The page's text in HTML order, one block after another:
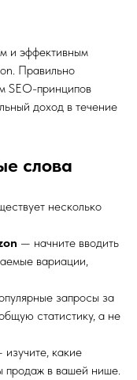
и эффективным
Правильно
SEO-принципов
доход в течение
слова
несколько
— начните вводить
вариации,
запросы за
статистику, а не
изучите, какие
продаж в вашей нише.